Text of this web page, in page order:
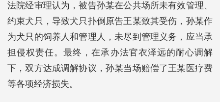
法院经审理认为，被告孙某在公共场所未有效管理、
约束犬只，导致犬只扑倒原告王某致其受伤，孙某作
为犬只的饲养人和管理人，未尽到管理义务，应当承
担侵权责任。最终，在承办法官衣泽远的耐心调解
下，双方达成调解协议，孙某当场赔偿了王某医疗费
等各项经济损失。